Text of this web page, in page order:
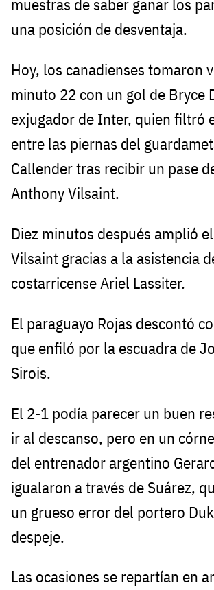
muestras de saber ganar los
una posición de desventaja.
Hoy, los canadienses tomaron
minuto 22 con un gol de Bryce
exjugador de Inter, quien filtró
entre las piernas del
Callender tras recibir un pase
Anthony Vilsaint.
Diez minutos después amplió
Vilsaint gracias a la asistencia
costarricense Ariel Lassiter.
El paraguayo Rojas descontó
que enfiló por la escuadra de
Sirois.
El 2-1 podía parecer un buen
ir al descanso, pero en un
del entrenador argentino
igualaron a través de Suárez,
un grueso error del portero
despeje.
Las ocasiones se repartían en